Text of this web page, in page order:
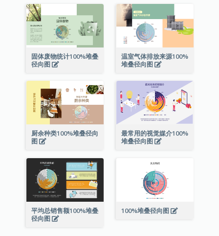
固体废物统计100%堆叠
径向图
温室气体排放来源100%
堆叠径向图
厨余种类100%堆叠径向
图
最常用的视觉媒介100%
堆叠径向图
平均总销售额100%堆叠
径向图
100%堆叠径向图